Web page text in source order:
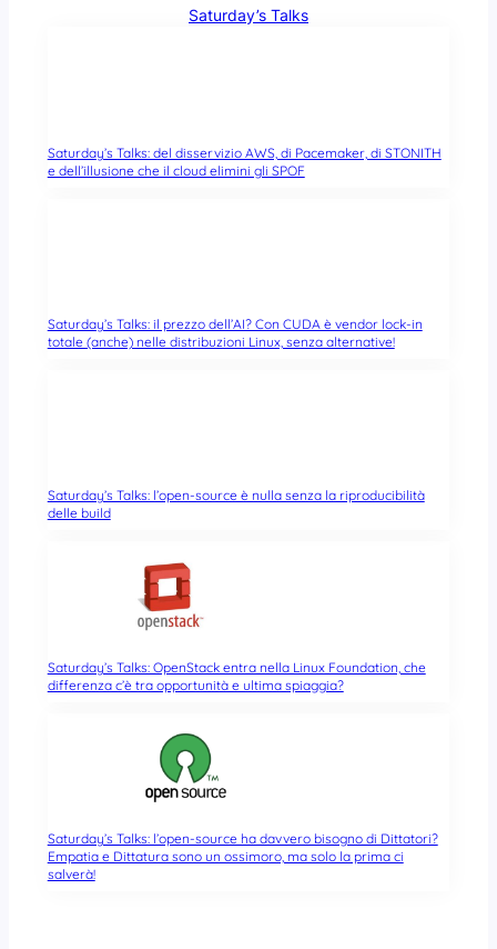
Saturday’s Talks
Saturday’s Talks: del disservizio AWS, di Pacemaker, di STONITH
e dell’illusione che il cloud elimini gli SPOF
Saturday’s Talks: il prezzo dell’AI? Con CUDA è vendor lock-in
totale (anche) nelle distribuzioni Linux, senza alternative!
Saturday’s Talks: l’open-source è nulla senza la riproducibilità
delle build
Saturday’s Talks: OpenStack entra nella Linux Foundation, che
differenza c’è tra opportunità e ultima spiaggia?
Saturday’s Talks: l’open-source ha davvero bisogno di Dittatori?
Empatia e Dittatura sono un ossimoro, ma solo la prima ci
salverà!